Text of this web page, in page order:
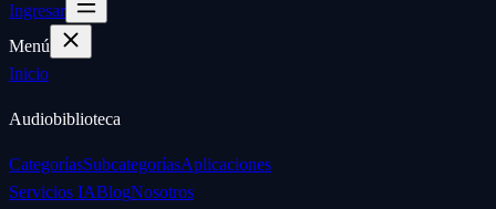
Ingresar
Menú
Inicio
Audiobiblioteca
CategoríasSubcategoríasAplicaciones
Servicios IABlogNosotros